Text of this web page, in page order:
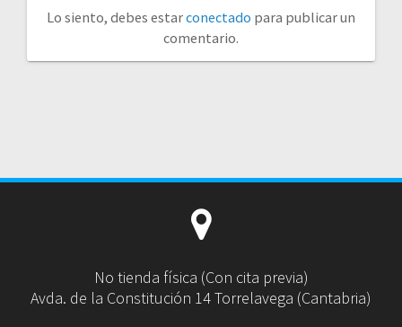
Lo siento, debes estarconectado para publicar un
comentario.
No tienda física (Con cita previa)
Avda. de la Constitución 14 Torrelavega (Cantabria)